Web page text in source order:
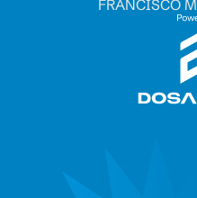
FRANCISCO